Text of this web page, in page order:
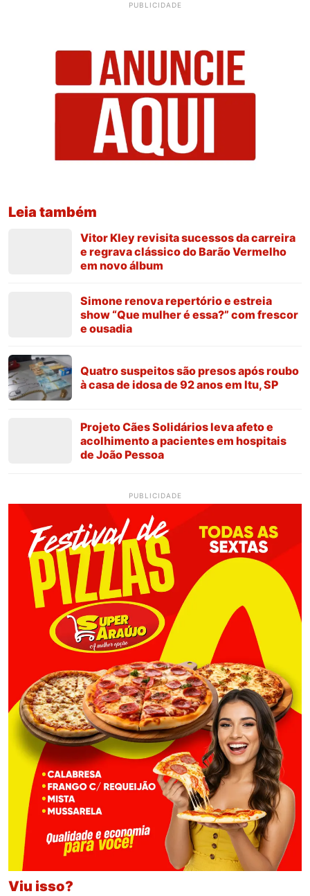
PUBLICIDADE
Leia também
Vitor Kley revisita sucessos da carreira
e regrava clássico do Barão Vermelho
em novo álbum
Simone renova repertório e estreia
show “Que mulher é essa?” com frescor
e ousadia
Quatro suspeitos são presos após roubo
à casa de idosa de 92 anos em Itu, SP
Projeto Cães Solidários leva afeto e
acolhimento a pacientes em hospitais
de João Pessoa
PUBLICIDADE
Viu isso?